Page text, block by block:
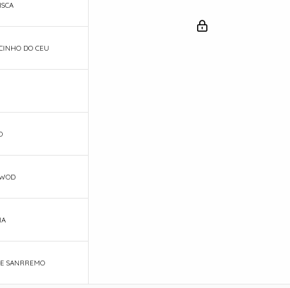
DO CEU
SANRREMO